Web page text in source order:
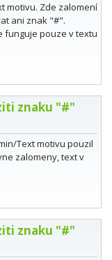
motivu. Zde zalomení
ani znak "#".
funguje pouze v textu
znaku "#"
Text motivu pouzil
zalomeny, text v
znaku "#"